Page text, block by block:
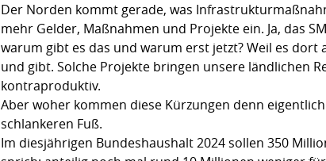
Der Norden kommt gerade, was
mehr Gelder, Maßnahmen und Projekte ein. Ja, das
warum gibt es das und warum erst jetzt? Weil es
und gibt. Solche Projekte bringen unsere ländlichen
kontraproduktiv.
Aber woher kommen diese Kürzungen denn
schlankeren Fuß.
Im diesjährigen Bundeshaushalt 2024 sollen 350